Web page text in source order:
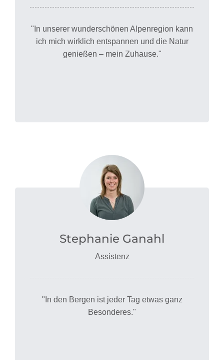
"In unserer wunderschönen Alpenregion kann
ich mich wirklich entspannen und die Natur
genießen – mein Zuhause."
Stephanie Ganahl
Assistenz
"In den Bergen ist jeder Tag etwas ganz
Besonderes."